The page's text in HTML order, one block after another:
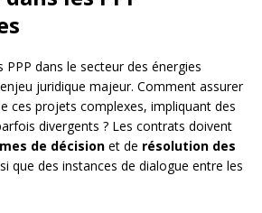
PPP dans le secteur des énergies
juridique majeur. Comment assurer
ces projets complexes, impliquant des
divergents ? Les contrats doivent
de décision et de résolution des
que des instances de dialogue entre les